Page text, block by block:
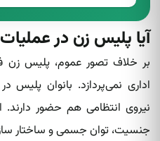
آیا پلیس زن در
بر خلاف تصور عموم، پلیس زن
اداری نمی‌پردازد. بانوان پلیس
نیروی انتظامی هم حضور دارند.
جنسیت، توان جسمی و ساختار